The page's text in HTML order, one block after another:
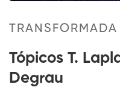
Tópicos T.
Degrau